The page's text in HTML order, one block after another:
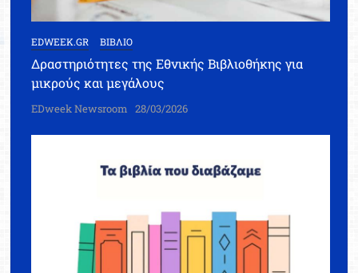
EDWEEK.GR ΒΙΒΛΙΟ
Δραστηριότητες της Εθνικής Βιβλιοθήκης για
μικρούς και μεγάλους
EDweek Newsroom 28/03/2026